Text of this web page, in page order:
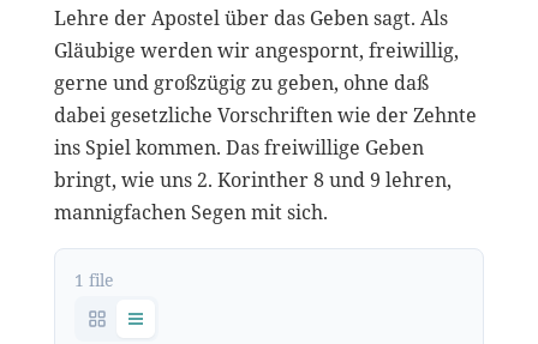
Lehre der Apostel über das Geben sagt. Als
Gläubige werden wir angespornt, freiwillig,
gerne und großzügig zu geben, ohne daß
dabei gesetzliche Vorschriften wie der Zehnte
ins Spiel kommen. Das freiwillige Geben
bringt, wie uns 2. Korinther 8 und 9 lehren,
mannigfachen Segen mit sich.
1 file